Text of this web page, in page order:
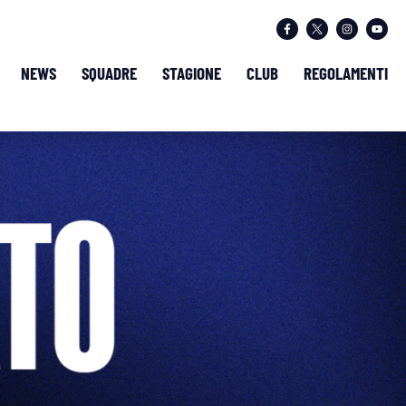
NEWS SQUADRE STAGIONE CLUB REGOLAMENTI